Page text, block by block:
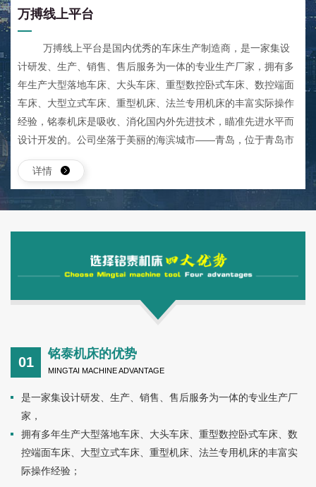
万搏线上平台
万搏线上平台是国内优秀的车床生产制造商，是一家集设
计研发、生产、销售、售后服务为一体的专业生产厂家，拥有多
年生产大型落地车床、大头车床、重型数控卧式车床、数控端面
车床、大型立式车床、重型机床、法兰专用机床的丰富实际操作
经验，铭泰机床是吸收、消化国内外先进技术，瞄准先进水平而
设计开发的。公司坐落于美丽的海滨城市——青岛，位于青岛市
城阳区流亭工业园，东依崂山风景名胜区，西距流亭国际机场2
公里，南邻青银高速,北临济青高速出口，地理环境优越、交通便
利。 主导产品有各种规格型号的大型连体、分体落地车床，重型
卧式车床，立式车床等专用车床，还可根据用户特殊要求进行非
标设备的设计生产。技术含量高，结构合理，钢性强，性能优
产的系列车床主要适用于风电机械、纺织机械、矿山机械、化工
兰、管件、阀门及盘状类、大直径工件的切削加工，能够车削各
种大型零件的内外圆柱面、圆锥面、端面及曲面圆弧等成型表
科学、创新、协作”的企业精神，为客户提供卓越的机床产品。我
们视产品的质量如企业的生命，放心的品质、更优质的服务，是
铭泰机床对每个客户的承诺··· ...
详情
01
铭泰机床的优势
MINGTAI MACHINE ADVANTAGE
是一家集设计研发、生产、销售、售后服务为一体的专业生产厂
家，
拥有多年生产大型落地车床、大头车床、重型数控卧式车床、数
控端面车床、大型立式车床、重型机床、法兰专用机床的丰富实
际操作经验；